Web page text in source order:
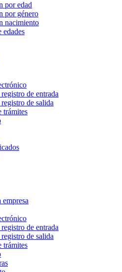
por edad
por género
nacimiento
edades
de entrada
de salida
trámites
de entrada
de salida
trámites